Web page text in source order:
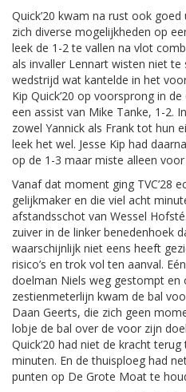
Quick’20 kwam na rust ook
zich diverse mogelijkheden op
leek de 1-2 te vallen na vlot
als invaller Lennart wisten niet
wedstrijd wat kantelde in het
Kip Quick’20 op voorsprong in
een assist van Mike Tanke, 1-2.
zowel Yannick als Frank tot hun
leek het wel. Jesse Kip had
op de 1-3 maar miste alleen
Vanaf dat moment ging TVC’28
gelijkmaker en die viel acht
afstandsschot van Wessel
zuiver in de linker benedenhoek
waarschijnlijk niet eens heeft
risico’s en trok vol ten aanval.
doelman Niels weg gestompt en
zestienmeterlijn kwam de bal
Daan Geerts, die zich geen
lobje de bal over de voor zijn
Quick’20 had niet de kracht
minuten. En de thuisploeg had
punten op De Grote Moat te